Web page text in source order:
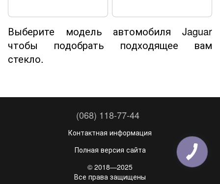
Выберите модель автомобиля Jaguar
чтобы подобрать подходящее вам
стекло.
(068) 118-77-44
Контактная информация
Полная версия сайта
© 2018—2025
Все права защищены